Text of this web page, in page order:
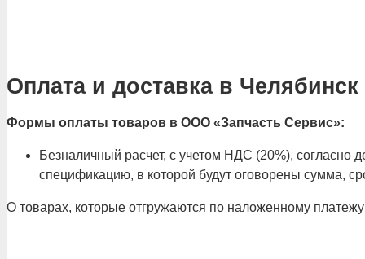
Оплата и доставка в Челябинск
Формы оплаты товаров в ООО «Запчасть Сервис»:
Безналичный расчет, с учетом НДС (20%),
спецификацию, в которой будут оговорены сумма,
О товарах, которые отгружаются по наложенному